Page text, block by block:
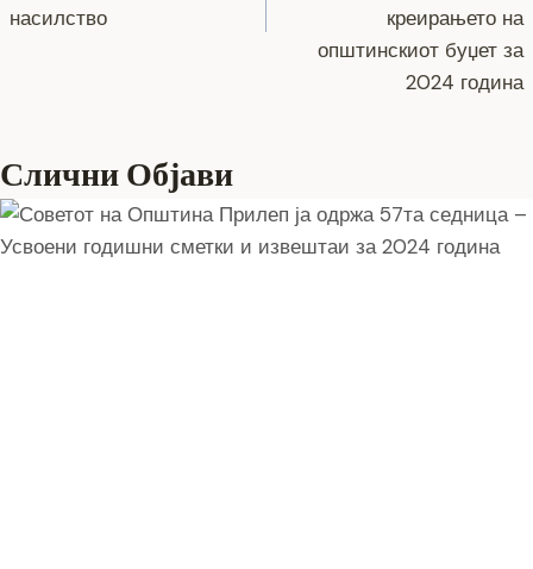
насилство
креирањето на
општинскиот буџет за
2024 година
Слични Објави